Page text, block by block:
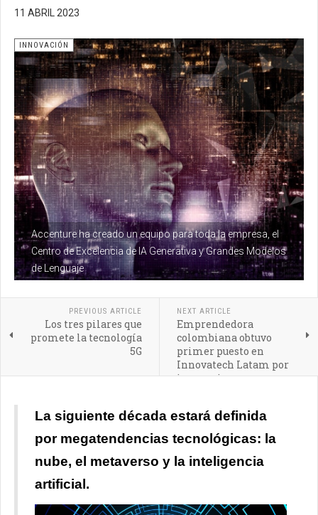
11 ABRIL 2023
Accenture ha creado un equipo para toda la empresa, el
Centro de Excelencia de IA Generativa y Grandes Modelos
de Lenguaje
INNOVACIÓN
PREVIOUS ARTICLE
Los tres pilares que
promete la tecnología
5G
NEXT ARTICLE
Emprendedora
colombiana obtuvo
primer puesto en
Innovatech Latam por
innovaciones que
Latinoamérica
La siguiente década estará definida
por megatendencias tecnológicas: la
nube, el metaverso y la inteligencia
artificial.